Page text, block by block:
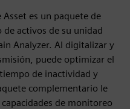
es un paquete de
activos de su unidad
Analyzer. Al digitalizar y
puede optimizar el
de inactividad y
complementario le
de monitoreo